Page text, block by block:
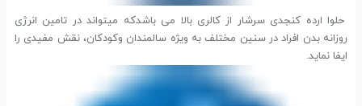
حلوا ارده کنجدی سرشار از کالری بالا می باشدکه میتواند در تامین انرژی
روزانه بدن افراد در سنین مختلف به ویژه سالمندان وکودکان، نقش مفیدی را
ایفا نماید.